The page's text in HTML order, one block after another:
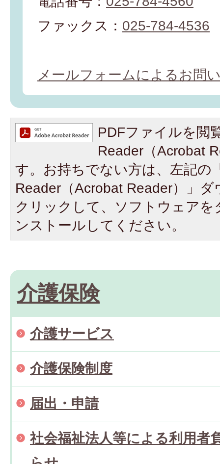
ファックス： 025-784-4536
メールフォームによるお問
PDFファイルを閲
Reader（Acrobat
す。お持ちでない方は、左記の
Reader（Acrobat Reader）」
クリックして、ソフトウェア
ンストールしてください。
介護保険
介護サービス
介護保険制度
届出・申請
社会福祉法人等による利用者